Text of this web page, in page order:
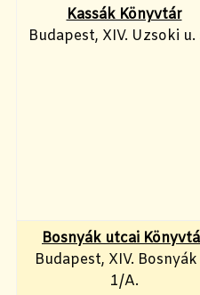
Kassák Könyvtár
Budapest, XIV. Uzsoki u.
Bosnyák utcai
Budapest, XIV. Bosnyák
1/A.